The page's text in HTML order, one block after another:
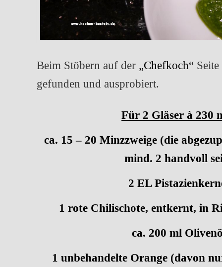
Beim Stöbern auf der „Chefkoch“
gefunden und ausprobiert.
Für 2 Gläser à 230
ca. 15 – 20 Minzzweige (die
mind. 2 handvoll
2 EL
1 rote Chilischote, entkernt, in
ca. 200 ml
1 unbehandelte Orange (davon